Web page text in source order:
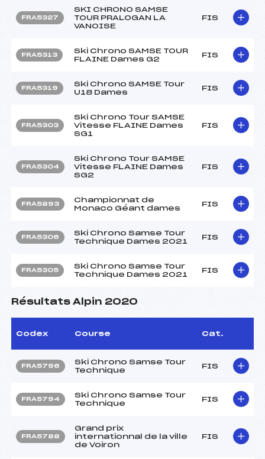
FRA5327
SKI CHRONO SAMSE
TOUR PRALOGAN LA
VANOISE
FIS
FRA5313
Ski Chrono SAMSE TOUR
FLAINE Dames G2
FIS
FRA5319
Ski Chrono SAMSE Tour
U18 Dames
FIS
FRA5303
Ski Chrono Tour SAMSE
Vitesse FLAINE Dames
SG1
FIS
FRA5304
Ski Chrono Tour SAMSE
Vitesse FLAINE Dames
SG2
FIS
FRA5893
Championnat de
Monaco Géant dames
FIS
FRA5306
Ski Chrono Samse Tour
Technique Dames 2021
FIS
FRA5305
Ski Chrono Samse Tour
Technique Dames 2021
FIS
Résultats Alpin 2020
Codex Course Cat.
FRA5796
Ski Chrono Samse Tour
Technique
FIS
FRA5794
Ski Chrono Samse Tour
Technique
FIS
FRA5788
Grand prix
internationnal de la ville
de Voiron
FIS